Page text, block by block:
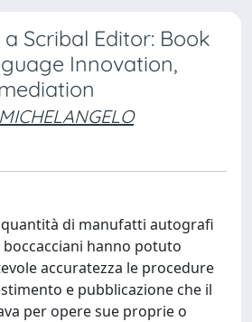
Scribal Editor: Book
Innovation,
di manufatti autografi
hanno potuto
accuratezza le procedure
e pubblicazione che il
per opere sue proprie o